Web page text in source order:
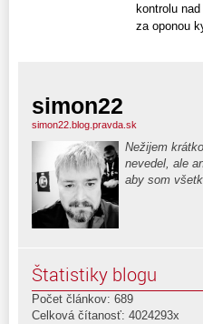
kontrolu
za oponou
simon22
simon22.blog.pravda.sk
Nežijem
nevedel, ale
aby som
Štatistiky blogu
Počet článkov: 689
Celková čítanosť: 4024293x